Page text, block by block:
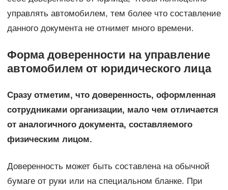
управлять автомобилем, тем более что составление
данного документа не отнимет много времени.
Форма доверенности на управление
автомобилем от юридического лица
Сразу отметим, что доверенность, оформленная
сотрудниками организации, мало чем отличается
от аналогичного документа, составляемого
физическим лицом.
Доверенность может быть составлена на обычной
бумаге от руки или на специальном бланке. При